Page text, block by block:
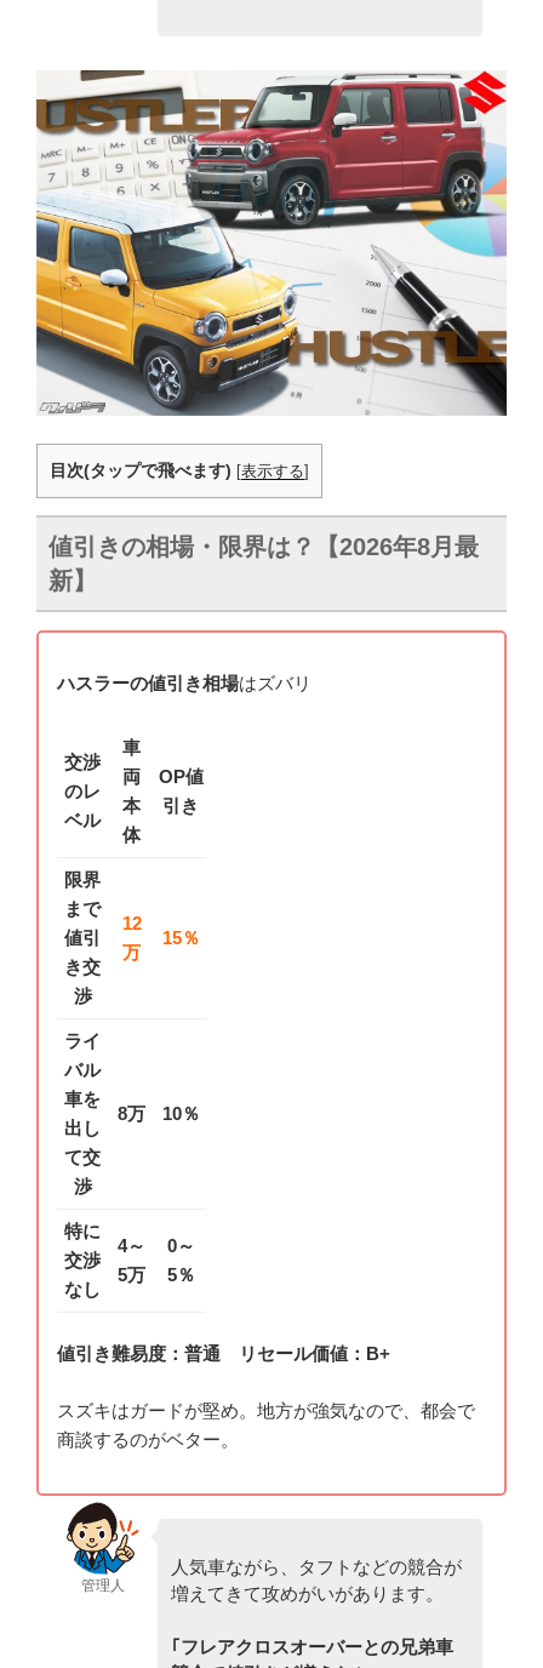
目次(タップで飛べます) [表示する]
値引きの相場・限界は？【2026年8月最
新】
ハスラーの値引き相場はズバリ
交渉
のレ
ベル
車
両
本
体
OP値
引き
限界
まで
値引
き交
渉
12
万
15％
ライ
バル
車を
出し
て交
渉
8万 10％
特に
交渉
なし
4～
5万
0～
5％
値引き難易度：普通 リセール価値：B+
スズキはガードが堅め。地方が強気なので、都会で
商談するのがベター。
管理人
人気車ながら、タフトなどの競合が
増えてきて攻めがいがあります。
｢フレアクロスオーバーとの兄弟車